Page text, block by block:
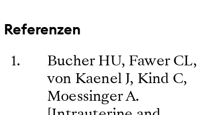
Referenzen
Bucher HU, Fawer CL,
von Kaenel J, Kind C,
Moessinger A.